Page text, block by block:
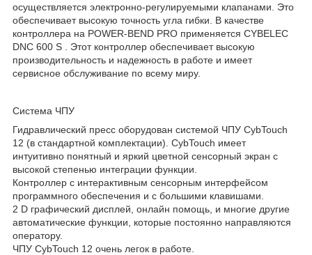
осуществляется электронно-регулируемыми клапанами. Это
обеспечивает высокую точность угла гибки. В качестве
контроллера на POWER-BEND PRO применяется CYBELEC
DNC 600 S . Этот контроллер обеспечивает высокую
производительность и надежность в работе и имеет
сервисное обслуживание по всему миру.
Система ЧПУ
Гидравлический пресс оборудован системой ЧПУ CybTouch
12 (в стандартной комплектации). CybTouch имеет
интуитивно понятный и яркий цветной сенсорный экран с
высокой степенью интеграции функции.
Контроллер с интерактивным сенсорным интерфейсом
программного обеспечения и с большими клавишами.
2 D графический дисплей, онлайн помощь, и многие другие
автоматические функции, которые постоянно направляются
оператору.
ЧПУ CybTouch 12 очень легок в работе.